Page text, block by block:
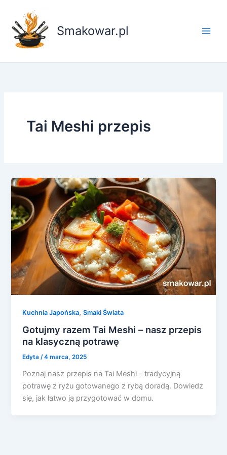
treści
Smakowar.pl
Tai Meshi przepis
Kuchnia Japońska,Smaki Świata
Gotujmy razem Tai Meshi – nasz przepis
na klasyczną potrawę
Edyta/4 marca, 2025
Poznaj nasz przepis na Tai Meshi – tradycyjną
potrawę z ryżu gotowanego z rybą doradą. Dowiedz
się, jak łatwo ją przygotować w domu.